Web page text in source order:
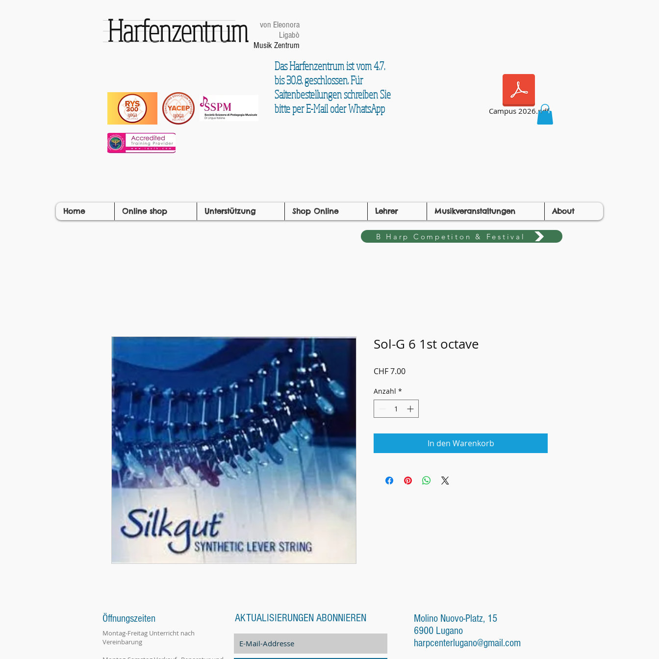
Harfenzentrum
von Eleonora
Ligabò
Musik Zentrum
Das Harfenzentrum ist vom 4.7.
bis 30.8. geschlossen. Für
Saitenbestellungen schreiben Sie
bitte per E-Mail oder WhatsApp
Campus 2026.pdf
Home Online shop Unterstützung Shop Online Lehrer Musikveranstaltungen About
B Harp Competiton & Festival
Sol-G 6 1st octave
CHF 7.00Preis
Anzahl *
In den Warenkorb
Öffnungszeiten
Montag-Freitag Unterricht nach
Vereinbarung
AKTUALISIERUNGEN ABONNIEREN
Molino Nuovo-Platz, 15
6900 Lugano
harpcenterlugano@gmail.com